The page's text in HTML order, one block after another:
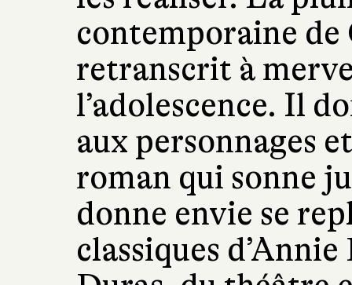
contemporaine
retranscrit à
l’adolescence. Il
aux personnages
roman qui sonne
donne envie se
classiques